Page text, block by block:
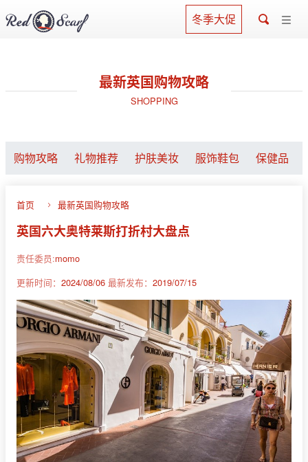
冬季大促
最新英国购物攻略
SHOPPING
购物攻略 礼物推荐 护肤美妆 服饰鞋包 保健品
首页 最新英国购物攻略
英国六大奥特莱斯打折村大盘点
责任委员:momo
更新时间： 2024/08/06 最新发布： 2019/07/15